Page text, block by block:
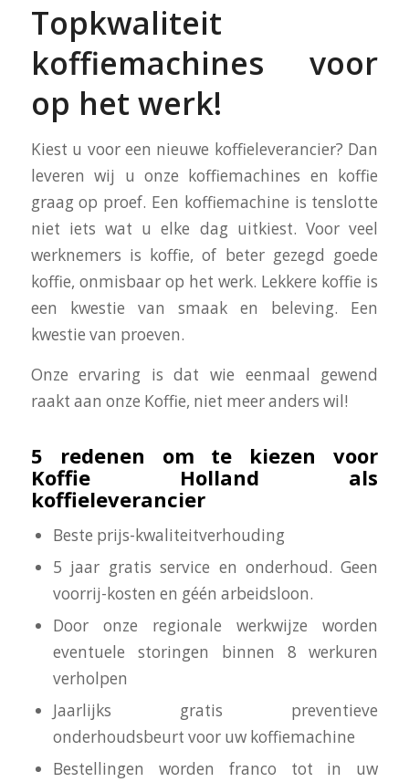
Topkwaliteit
koffiemachines voor
op het werk!
Kiest u voor een nieuwe koffieleverancier? Dan
leveren wij u onze koffiemachines en koffie
graag op proef. Een koffiemachine is tenslotte
niet iets wat u elke dag uitkiest. Voor veel
werknemers is koffie, of beter gezegd goede
koffie, onmisbaar op het werk. Lekkere koffie is
een kwestie van smaak en beleving. Een
kwestie van proeven.
Onze ervaring is dat wie eenmaal gewend
raakt aan onze Koffie, niet meer anders wil!
5 redenen om te kiezen voor
Koffie Holland als
koffieleverancier
Beste prijs-kwaliteitverhouding
5 jaar gratis service en onderhoud. Geen
voorrij-kosten en géén arbeidsloon.
Door onze regionale werkwijze worden
eventuele storingen binnen 8 werkuren
verholpen
Jaarlijks gratis preventieve
onderhoudsbeurt voor uw koffiemachine
Bestellingen worden franco tot in uw